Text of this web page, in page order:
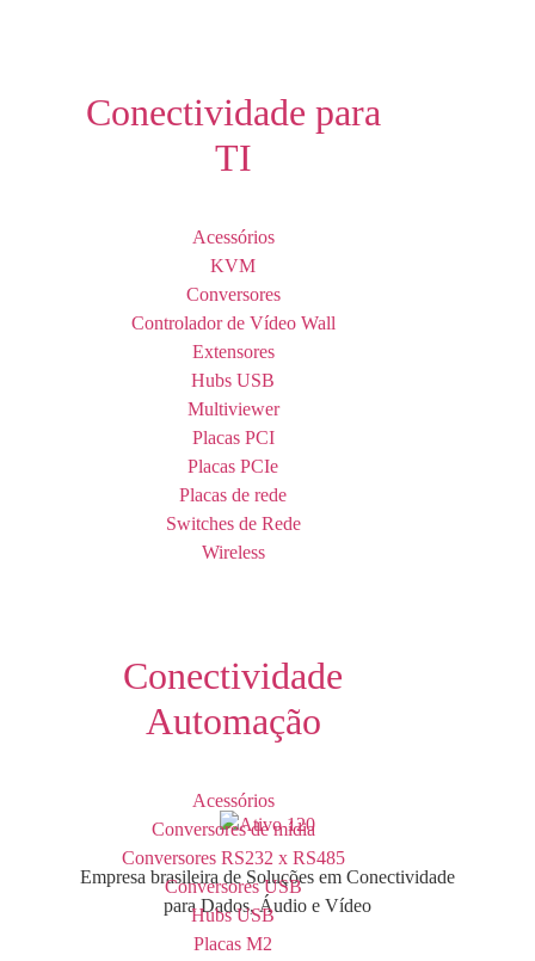
Conectividade para
TI
Acessórios
KVM
Conversores
Controlador de Vídeo Wall
Extensores
Hubs USB
Multiviewer
Placas PCI
Placas PCIe
Placas de rede
Switches de Rede
Wireless
Conectividade
Automação
Acessórios
Conversores de mídia
Conversores RS232 x RS485
Conversores USB
Hubs USB
Placas M2
Empresa brasileira de Soluções em Conectividade
para Dados, Áudio e Vídeo